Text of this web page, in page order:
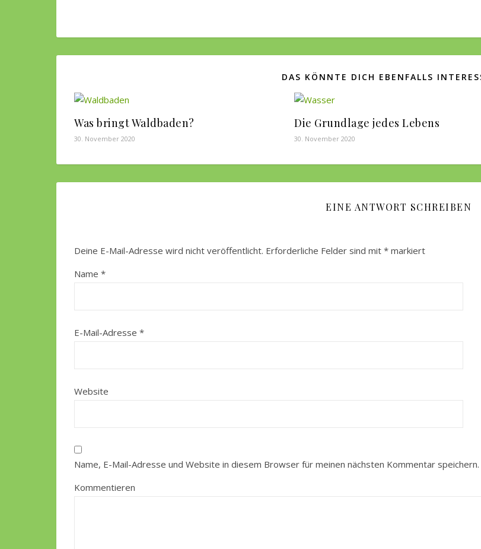
DAS KÖNNTE DICH EBENFALLS
Was bringt Waldbaden?
30. November 2020
Die Grundlage jedes Lebens
30. November 2020
EINE ANTWORT SCHREIBEN
Deine E-Mail-Adresse wird nicht veröffentlicht. Erforderliche Felder sind mit * markiert
Name *
E-Mail-Adresse *
Website
Name, E-Mail-Adresse und Website in diesem Browser für meinen nächsten Kommentar speichern.
Kommentieren